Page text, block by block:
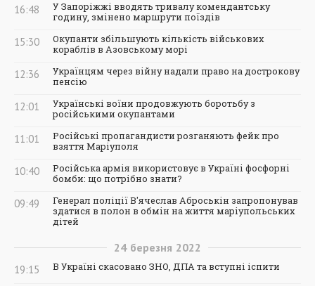
16:48
У Запоріжжі вводять тривалу комендантську
годину, змінено маршрути поїздів
15:30
Окупанти збільшують кількість військових
кораблів в Азовському морі
12:36
Українцям через війну надали право на дострокову
пенсію
12:01
Українські воїни продовжують боротьбу з
російськими окупантами
11:01
Російські пропагандисти розганяють фейк про
взяття Маріуполя
10:40
Російська армія використовує в Україні фосфорні
бомби: що потрібно знати?
09:49
Генерал поліції В'ячеслав Аброськін запропонував
здатися в полон в обмін на життя маріупольських
дітей
24 березня 2022
19:15 В Україні скасовано ЗНО, ДПА та вступні іспити